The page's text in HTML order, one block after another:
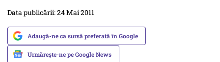
Data publicării: 24 Mai 2011
Adaugă-ne ca sursă preferată în Google
Urmărește-ne pe Google News